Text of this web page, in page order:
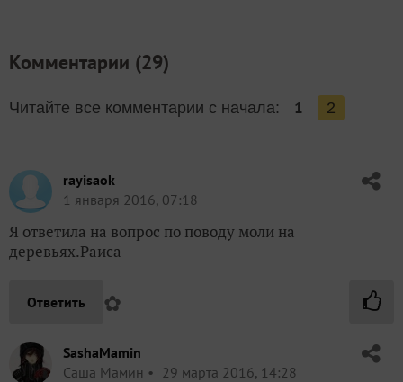
Комментарии (29)
Читайте все комментарии с начала: 1 2
rayisaok
1 января 2016, 07:18
Я ответила на вопрос по поводу моли на
деревьях.Раиса
Ответить ✿
SashaMamin
Саша Мамин
29 марта 2016, 14:28